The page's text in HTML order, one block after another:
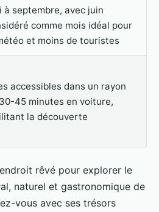
à septembre, avec juin
comme mois idéal pour
et moins de touristes
accessibles dans un rayon
45 minutes en voiture,
la découverte
rêvé pour explorer le
naturel et gastronomique de
vous avec ses trésors